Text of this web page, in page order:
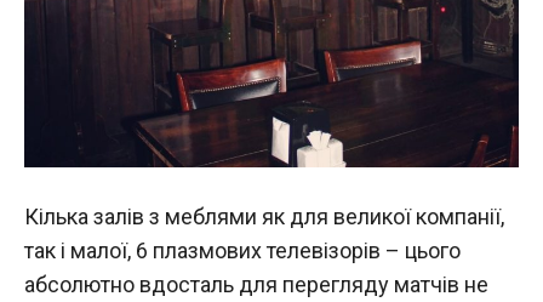
Кілька залів з меблями як для великої компанії,
так і малої, 6 плазмових телевізорів – цього
абсолютно вдосталь для перегляду матчів не